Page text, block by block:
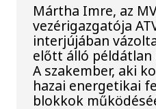
Mártha Imre, az
vezérigazgatója
interjújában
előtt álló
A szakember, aki
hazai energetikai
blokkok